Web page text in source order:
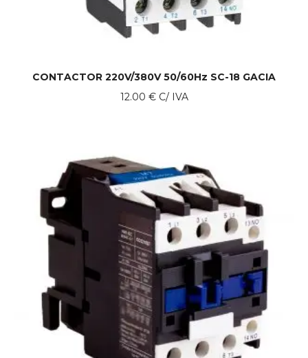
CONTACTOR 220V/380V 50/60Hz SC-18 GACIA
12.00 €C/ IVA